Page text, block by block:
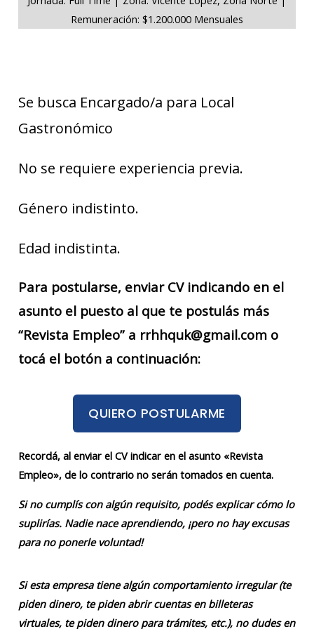
Remuneración: $1.200.000 Mensuales
Se busca Encargado/a para Local
Gastronómico
No se requiere experiencia previa.
Género indistinto.
Edad indistinta.
Para postularse, enviar CV indicando en el
asunto el puesto al que te postulás más
“Revista Empleo” a rrhhquk@gmail.com o
tocá el botón a continuación:
QUIERO POSTULARME
Recordá, al enviar el CV indicar en el asunto «Revista
Empleo», de lo contrario no serán tomados en cuenta.
Si no cumplís con algún requisito, podés explicar cómo lo
suplirías. Nadie nace aprendiendo, ¡pero no hay excusas
para no ponerle voluntad!
Si esta empresa tiene algún comportamiento irregular (te
piden dinero, te piden abrir cuentas en billeteras
virtuales, te piden dinero para trámites, etc.), no dudes en